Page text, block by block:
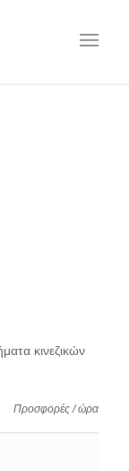
κινεζικών
Προσφορές / ώρα